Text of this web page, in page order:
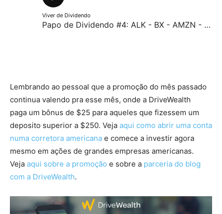
Viver de Dividendo
Papo de Dividendo #4: ALK - BX - AMZN - SIEGY - PEUGF - VRX - PFE - MSFT - YHOO - CP - GPS
Lembrando ao pessoal que a promoção do mês passado
continua valendo pra esse mês, onde a DriveWealth
paga um bônus de $25 para aqueles que fizessem um
deposito superior a $250. Veja aqui como abrir uma conta
numa corretora americana e comece a investir agora
mesmo em ações de grandes empresas americanas.
Veja aqui sobre a promoção e sobre a parceria do blog
com a DriveWealth.